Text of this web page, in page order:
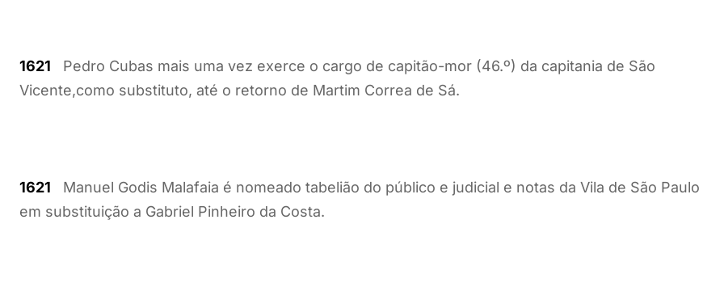
1621 Pedro Cubas mais uma vez exerce o cargo de capitão-mor (46.º) da capitania de São
Vicente,como substituto, até o retorno de Martim Correa de Sá.
1621 Manuel Godis Malafaia é nomeado tabelião do público e judicial e notas da Vila de São Paulo
em substituição a Gabriel Pinheiro da Costa.